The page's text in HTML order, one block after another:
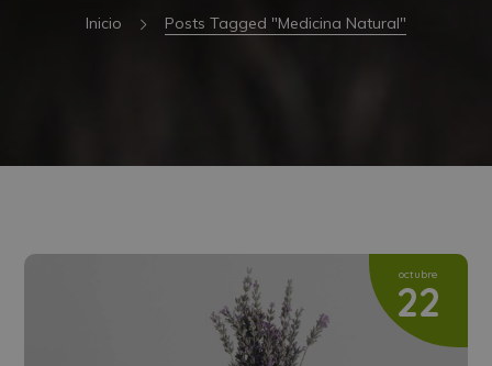
Inicio Posts Tagged "medicina Natural"
octubre
22